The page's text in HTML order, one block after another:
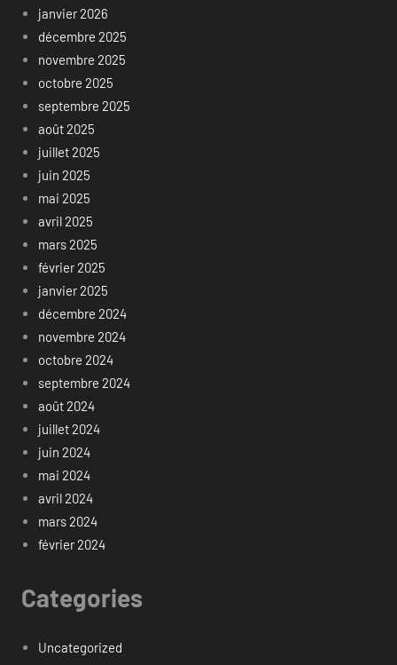
janvier 2026
décembre 2025
novembre 2025
octobre 2025
septembre 2025
août 2025
juillet 2025
juin 2025
mai 2025
avril 2025
mars 2025
février 2025
janvier 2025
décembre 2024
novembre 2024
octobre 2024
septembre 2024
août 2024
juillet 2024
juin 2024
mai 2024
avril 2024
mars 2024
février 2024
Categories
Uncategorized